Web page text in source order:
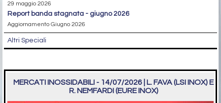
29 maggio 2026
report banda stagnata - giugno 2026
Aggiornamento Giugno 2026
Altri Speciali
MERCATI INOSSIDABILI - 14/07/2026 | L. FAVA (LSI INOX) E
R. NEMFARDI (EURE INOX)